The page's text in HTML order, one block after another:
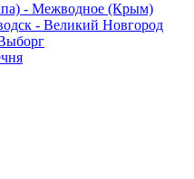
- Межводное (Крым)
- Великий Новгород